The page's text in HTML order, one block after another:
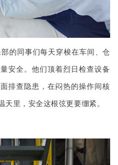
的同事们每天穿梭在车间、仓
安全。他们顶着烈日检查设备
排查隐患，在闷热的操作间核
里，安全这根弦更要绷紧。